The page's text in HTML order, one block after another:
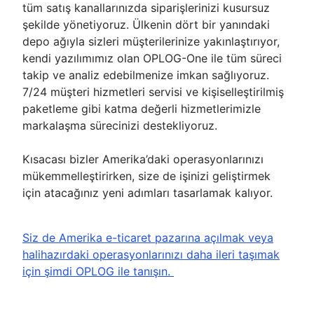
tüm satış kanallarınızda siparişlerinizi kusursuz
şekilde yönetiyoruz. Ülkenin dört bir yanındaki
depo ağıyla sizleri müşterilerinize yakınlaştırıyor,
kendi yazılımımız olan OPLOG-One ile tüm süreci
takip ve analiz edebilmenize imkan sağlıyoruz.
7/24 müşteri hizmetleri servisi ve kişiselleştirilmiş
paketleme gibi katma değerli hizmetlerimizle
markalaşma sürecinizi destekliyoruz.
Kısacası bizler Amerika’daki operasyonlarınızı
mükemmelleştirirken, size de işinizi geliştirmek
için atacağınız yeni adımları tasarlamak kalıyor.
Siz de Amerika e-ticaret pazarına açılmak veya
halihazırdaki operasyonlarınızı daha ileri taşımak
için şimdi OPLOG ile tanışın.